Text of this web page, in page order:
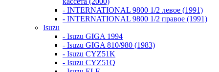
- INTERNATIONAL 9800 1/2 левое (1991)
- INTERNATIONAL 9800 1/2 правое (1991)
Isuzu
- Isuzu GIGA 1994
- Isuzu GIGA 810/980 (1983)
- Isuzu CYZ51K
- Isuzu CYZ51Q